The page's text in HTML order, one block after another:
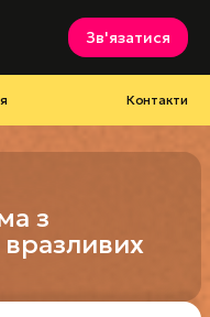
Зв'язатися
Контакти
з